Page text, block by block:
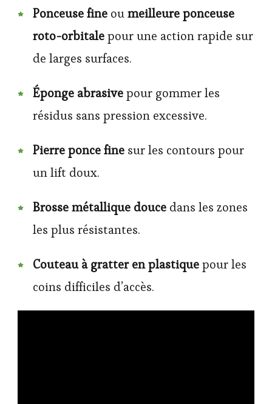
Ponceuse fine oumeilleure ponceuse
roto-orbitalepour une action rapide sur
de larges surfaces.
Éponge abrasivepour gommer les
résidus sans pression excessive.
Pierre ponce fine sur les contours pour
un lift doux.
Brosse métallique douce dans les zones
les plus résistantes.
Couteau à gratter en plastiquepour les
coins difficiles d’accès.